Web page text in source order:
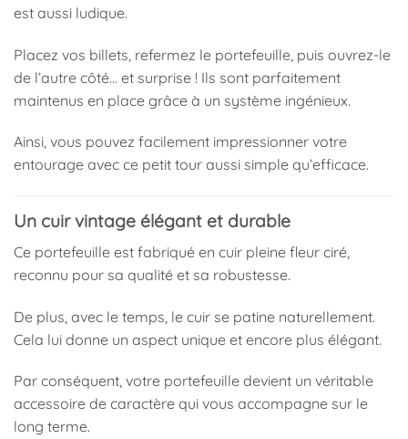
est aussi ludique.
Placez vos billets, refermez le portefeuille, puis ouvrez-le
de l’autre côté… et surprise ! Ils sont parfaitement
maintenus en place grâce à un système ingénieux.
Ainsi, vous pouvez facilement impressionner votre
entourage avec ce petit tour aussi simple qu’efficace.
Un cuir vintage élégant et durable
Ce portefeuille est fabriqué en cuir pleine fleur ciré,
reconnu pour sa qualité et sa robustesse.
De plus, avec le temps, le cuir se patine naturellement.
Cela lui donne un aspect unique et encore plus élégant.
Par conséquent, votre portefeuille devient un véritable
accessoire de caractère qui vous accompagne sur le
long terme.